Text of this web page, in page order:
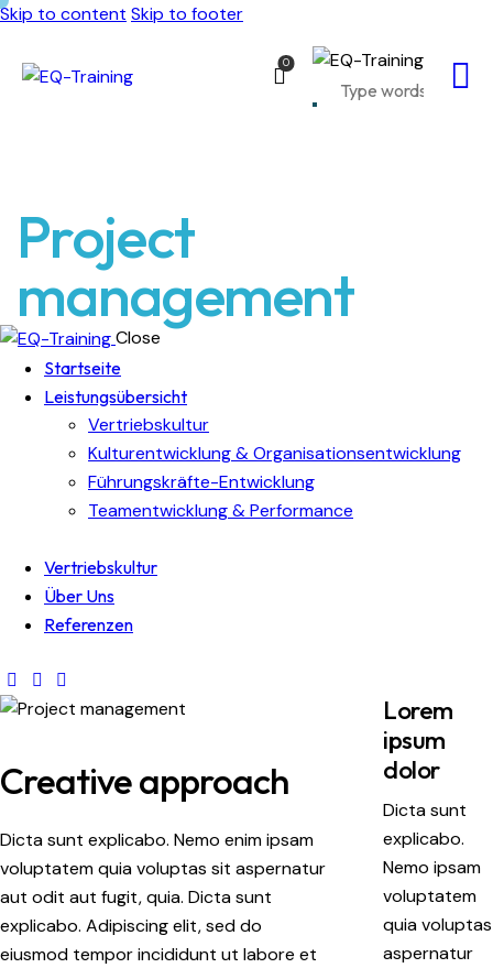
Skip to content Skip to footer
0
Project
management
Close
Startseite
Leistungsübersicht
Vertriebskultur
Kulturentwicklung & Organisationsentwicklung
Führungskräfte-Entwicklung
Teamentwicklung & Performance
Vertriebskultur
Über Uns
Referenzen
Creative approach
Dicta sunt explicabo. Nemo enim ipsam
voluptatem quia voluptas sit aspernatur
aut odit aut fugit, quia. Dicta sunt
explicabo. Adipiscing elit, sed do
eiusmod tempor incididunt ut labore et
Lorem
ipsum
dolor
Dicta sunt
explicabo.
Nemo ipsam
voluptatem
quia voluptas
aspernatur